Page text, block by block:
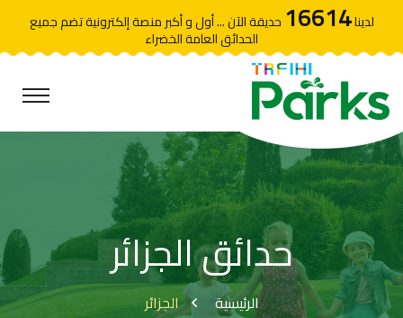
لدينا16614 حديقة الآن ... أول و أكبر منصة إلكترونية تضم جميع
الحدائق العامة الخضراء
حدائق الجزائر
الرئيسية الجزائر